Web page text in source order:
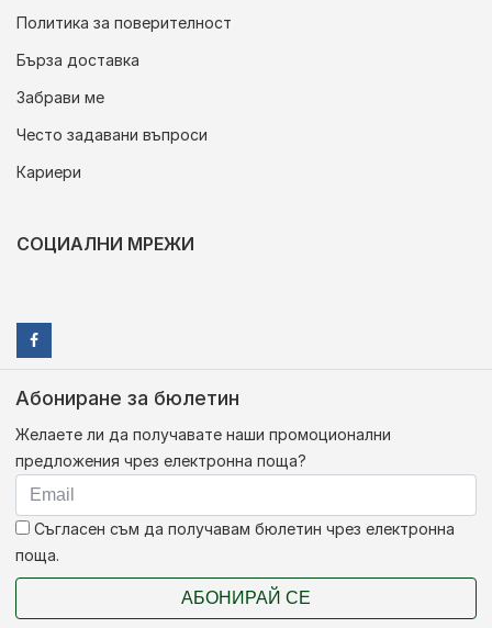
Политика за поверителност
Бърза доставка
Забрави ме
Често задавани въпроси
Кариери
СОЦИАЛНИ МРЕЖИ
Абониране за бюлетин
Желаете ли да получавате наши промоционални
предложения чрез електронна поща?
Съгласен съм да получавам бюлетин чрез електронна
поща.
АБОНИРАЙ СЕ